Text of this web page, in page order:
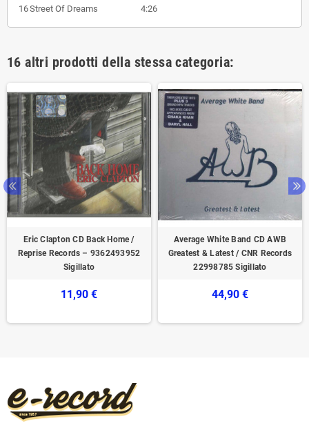
16Street Of Dreams 4:26
16 altri prodotti della stessa categoria:
Eric Clapton CD Back Home /
Reprise Records – 9362493952
Sigillato
11,90 €
Average White Band CD AWB
Greatest & Latest / CNR Records
22998785 Sigillato
44,90 €